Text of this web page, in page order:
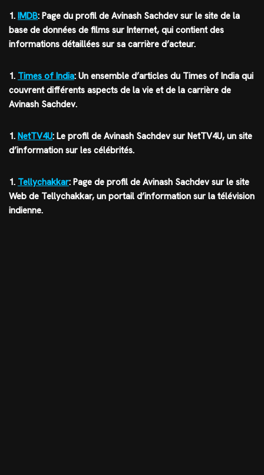
1. IMDB: Page du profil de Avinash Sachdev sur le site de la
base de données de films sur Internet, qui contient des
informations détaillées sur sa carrière d’acteur.
1. Times of India: Un ensemble d’articles du Times of India qui
couvrent différents aspects de la vie et de la carrière de
Avinash Sachdev.
1. NetTV4U: Le profil de Avinash Sachdev sur NetTV4U, un site
d’information sur les célébrités.
1. Tellychakkar: Page de profil de Avinash Sachdev sur le site
Web de Tellychakkar, un portail d’information sur la télévision
indienne.